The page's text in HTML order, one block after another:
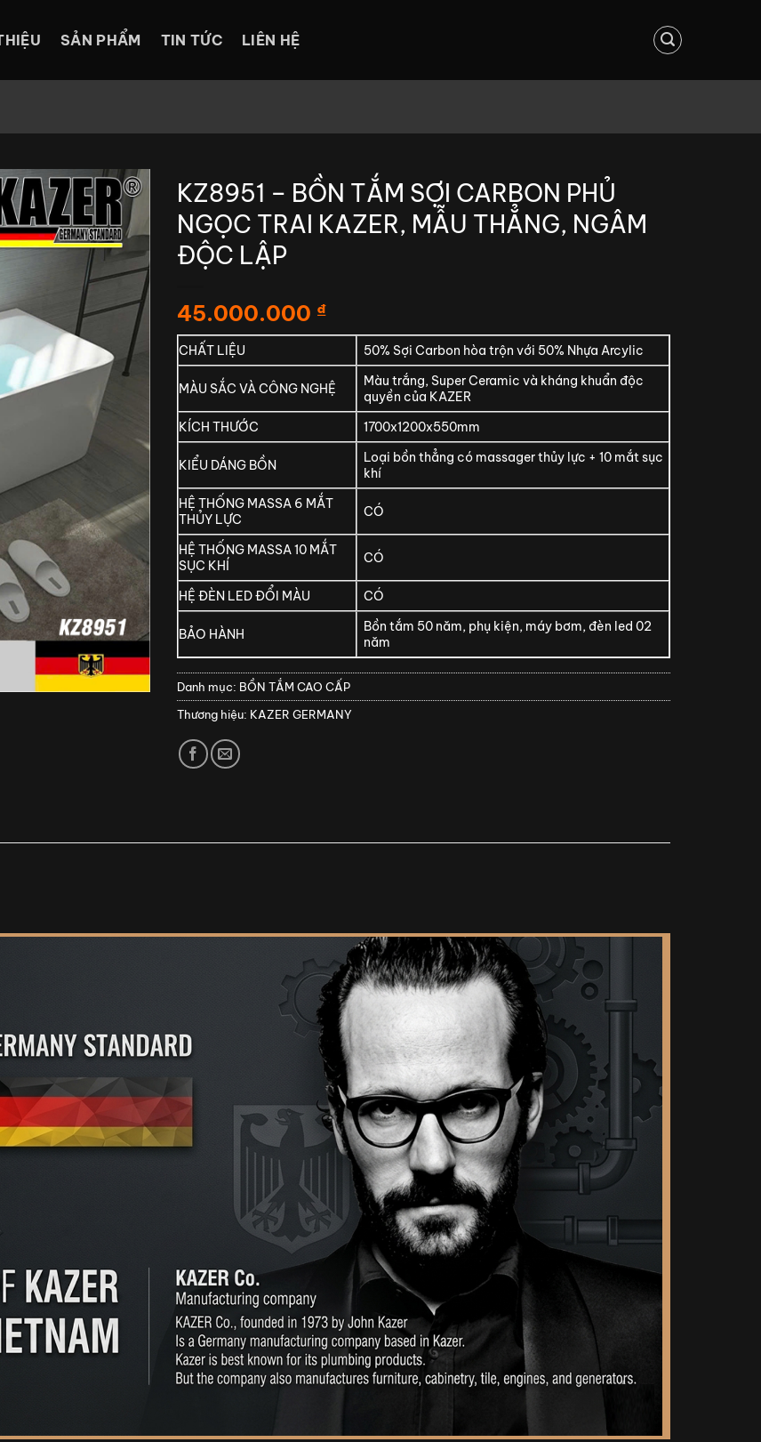
SẢN PHẨM TIN TỨC LIÊN HỆ
KZ8951 – BỒN TẮM SỢI CARBON PHỦ
NGỌC TRAI KAZER, MẪU THẲNG, NGÂM
ĐỘC LẬP
45.000.000 ₫
CHẤT LIỆU 50% Sợi Carbon hòa trộn với 50% Nhựa Arcylic
MÀU SẮC VÀ CÔNG NGHỆ
Màu trắng, Super Ceramic và kháng khuẩn độc
quyền của KAZER
KÍCH THƯỚC
1700x1200x550mm
KIỂU DÁNG BỒN
Loại bồn thẳng có massager thủy lực + 10 mắt sục
khí
HỆ THỐNG MASSA 6 MẮT
THỦY LỰC
CÓ
HỆ THỐNG MASSA 10 MẮT
SỤC KHÍ
CÓ
HỆ ĐÈN LED ĐỔI MÀU CÓ
BẢO HÀNH
Bồn tắm 50 năm, phụ kiện, máy bơm, đèn led 02
năm
Danh mục: BỒN TẮM CAO CẤP
Thương hiệu: KAZER GERMANY